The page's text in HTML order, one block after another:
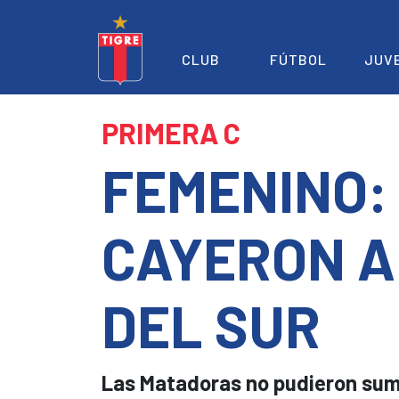
CLUB FÚTBOL
PRIMERA C
CAYERON
DEL SUR
Las Matadoras no pudieron